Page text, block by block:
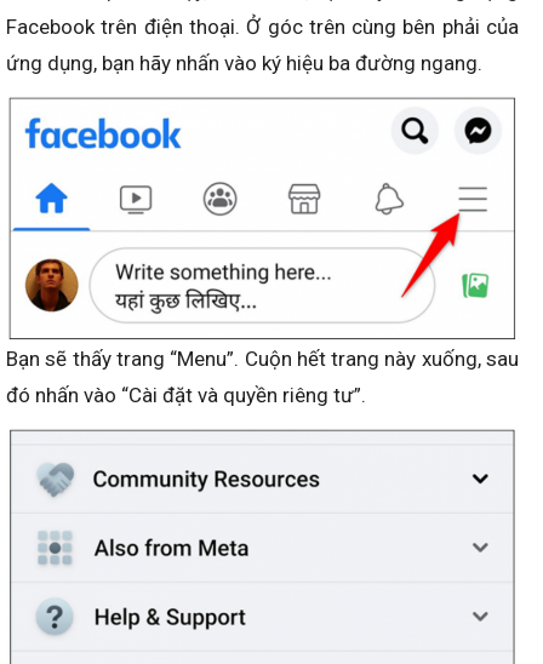
Facebook trên điện thoại. Ở góc trên cùng bên phải của
ứng dụng, bạn hãy nhấn vào ký hiệu ba đường ngang.
Bạn sẽ thấy trang “Menu”. Cuộn hết trang này xuống, sau
đó nhấn vào “Cài đặt và quyền riêng tư”.